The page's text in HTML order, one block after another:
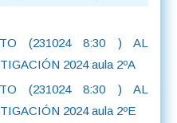
(231024 8:30 ) AL
2024 aula 2ºA
(231024 8:30 ) AL
2024 aula 2ºE